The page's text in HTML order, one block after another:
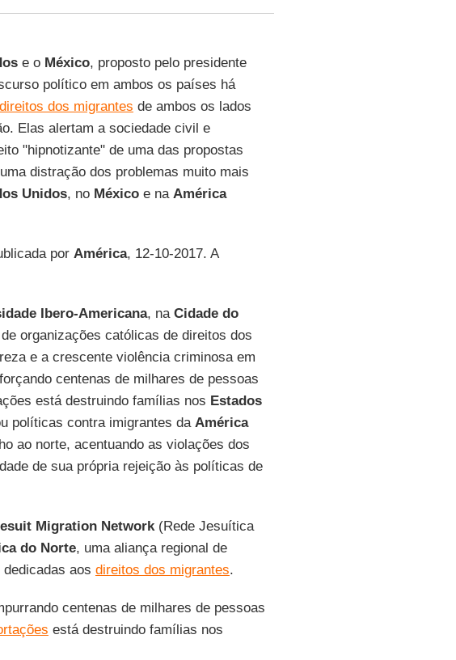
e o México, proposto pelo presidente
político em ambos os países há
direitos dos migrantes de ambos os lados
Elas alertam a sociedade civil e
"hipnotizante" de uma das propostas
distração dos problemas muito mais
Unidos, no Méxicoe na América
por América, 12-10-2017. A
Ibero-Americana, na Cidade do
organizações católicas de direitos dos
e a crescente violência criminosa em
centenas de milhares de pessoas
está destruindo famílias nos Estados
políticas contra imigrantes da América
ao norte, acentuando as violações dos
de sua própria rejeição às políticas de
Migration Network(Rede Jesuítica
do Norte, uma aliança regional de
aos direitos dos migrantes.
centenas de milhares de pessoas
está destruindo famílias nos